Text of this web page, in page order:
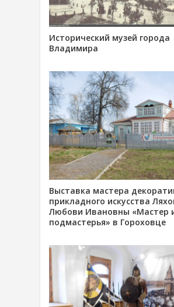
Исторический музей города
Владимира
Выставка мастера
прикладного искусства
Любови Ивановны «Мастер
подмастерья» в Гороховце